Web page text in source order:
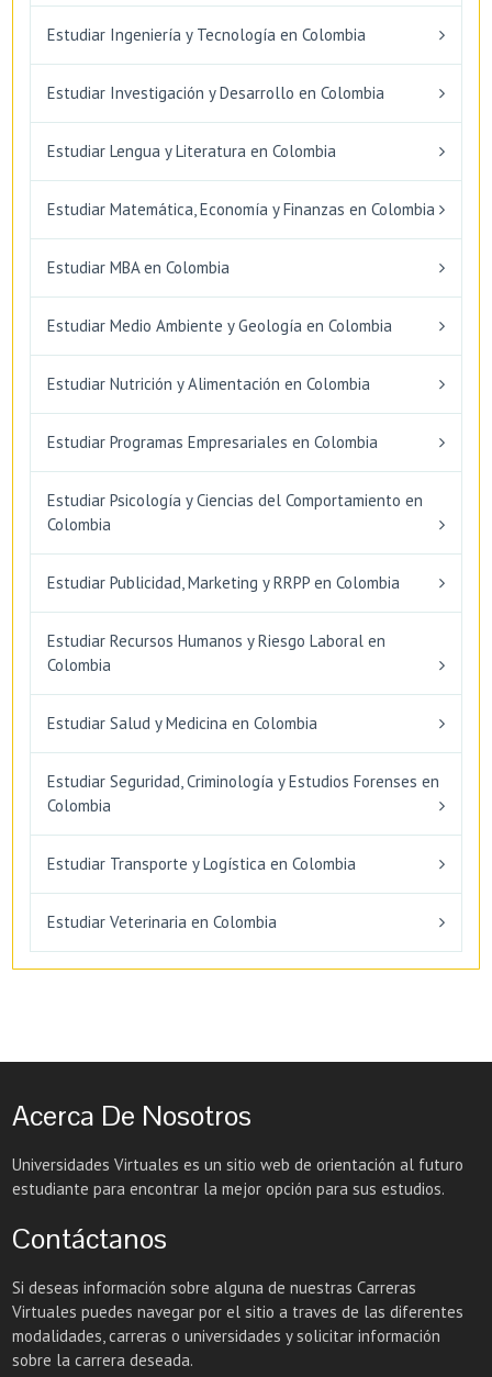
Estudiar Ingeniería y Tecnología en Colombia
Estudiar Investigación y Desarrollo en Colombia
Estudiar Lengua y Literatura en Colombia
Estudiar Matemática, Economía y Finanzas en Colombia
Estudiar MBA en Colombia
Estudiar Medio Ambiente y Geología en Colombia
Estudiar Nutrición y Alimentación en Colombia
Estudiar Programas Empresariales en Colombia
Estudiar Psicología y Ciencias del Comportamiento en
Colombia
Estudiar Publicidad, Marketing y RRPP en Colombia
Estudiar Recursos Humanos y Riesgo Laboral en
Colombia
Estudiar Salud y Medicina en Colombia
Estudiar Seguridad, Criminología y Estudios Forenses en
Colombia
Estudiar Transporte y Logística en Colombia
Estudiar Veterinaria en Colombia
Acerca De Nosotros
Universidades Virtuales es un sitio web de orientación al futuro
estudiante para encontrar la mejor opción para sus estudios.
Contáctanos
Si deseas información sobre alguna de nuestras Carreras
Virtuales puedes navegar por el sitio a traves de las diferentes
modalidades, carreras o universidades y solicitar información
sobre la carrera deseada.